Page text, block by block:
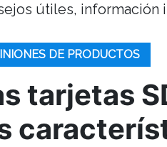
útiles, información
DE PRODUCTOS
tarjetas